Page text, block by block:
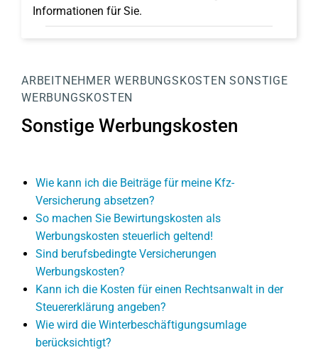
Informationen für Sie.
ARBEITNEHMER WERBUNGSKOSTEN SONSTIGE
WERBUNGSKOSTEN
Sonstige Werbungskosten
Wie kann ich die Beiträge für meine Kfz-
Versicherung absetzen?
So machen Sie Bewirtungskosten als
Werbungskosten steuerlich geltend!
Sind berufsbedingte Versicherungen
Werbungskosten?
Kann ich die Kosten für einen Rechtsanwalt in der
Steuererklärung angeben?
Wie wird die Winterbeschäftigungsumlage
berücksichtigt?